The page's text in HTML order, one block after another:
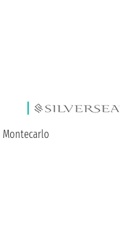
Montecarlo